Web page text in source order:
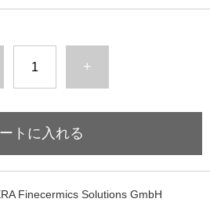
+
トに入れる
Finecermics Solutions GmbH